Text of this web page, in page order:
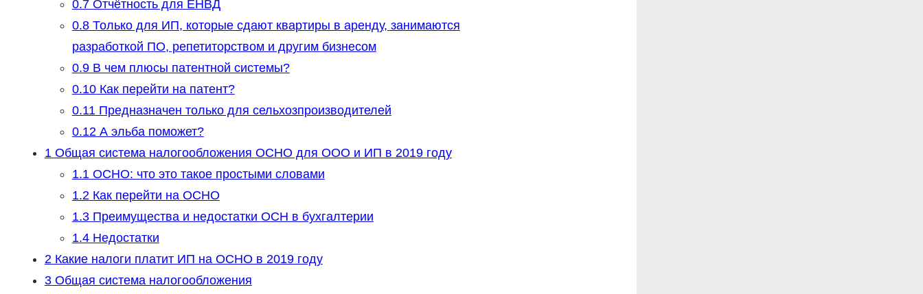
0.7Отчётность для ЕНВД
0.8Только для ИП, которые сдают квартиры в аренду, занимаются
разработкой ПО, репетиторством и другим бизнесом
0.9В чем плюсы патентной системы?
0.10Как перейти на патент?
0.11Предназначен только для сельхозпроизводителей
0.12А эльба поможет?
1Общая система налогообложения ОСНО для ООО и ИП в 2019 году
1.1ОСНО: что это такое простыми словами
1.2Как перейти на ОСНО
1.3Преимущества и недостатки ОСН в бухгалтерии
1.4Недостатки
2Какие налоги платит ИП на ОСНО в 2019 году
3Общая система налогообложения